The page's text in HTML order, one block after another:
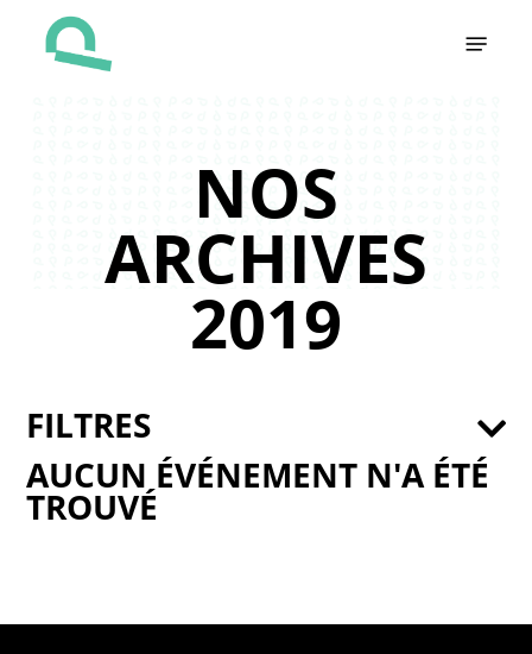
NOS
ARCHIVES
2019
AUCUN ÉVÉNEMENT N'A ÉTÉ
TROUVÉ
FILTRES